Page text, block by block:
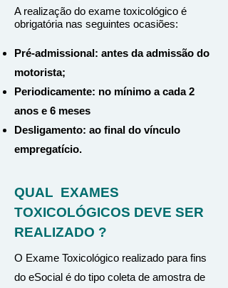
A realização do exame toxicológico é
obrigatória nas seguintes ocasiões:
Pré-admissional: antes da admissão do
motorista;
Periodicamente: no mínimo a cada 2
anos e 6 meses
Desligamento: ao final do vínculo
empregatício.
QUAL EXAMES
TOXICOLÓGICOS DEVE SER
REALIZADO ?
O Exame Toxicológico realizado para fins
do eSocial é do tipo coleta de amostra de